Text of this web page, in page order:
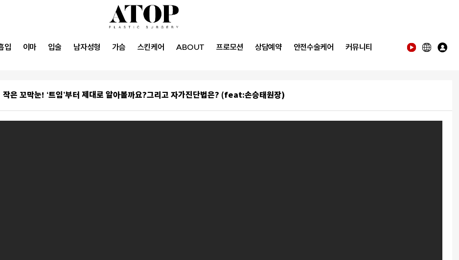
입 이마 입술 남자성형 가슴 스킨케어 ABOUT 프로모션 상담예약 안전수술케어 커뮤니티
작은 꼬막눈! ‘트임’부터 제대로 알아볼까요?그리고 자가진단법은? (feat:손승태원장)